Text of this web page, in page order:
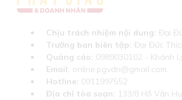
Chịu trách nhiệm nội dung: Đại
Trưởng ban biên tập: Đại Đức
Quảng cáo: 0989030102 - Khánh
Email: online.pgvdn@gmail.com
Hotline: 0911997552
Địa chỉ tòa soạn: 133/8 Hồ Văn